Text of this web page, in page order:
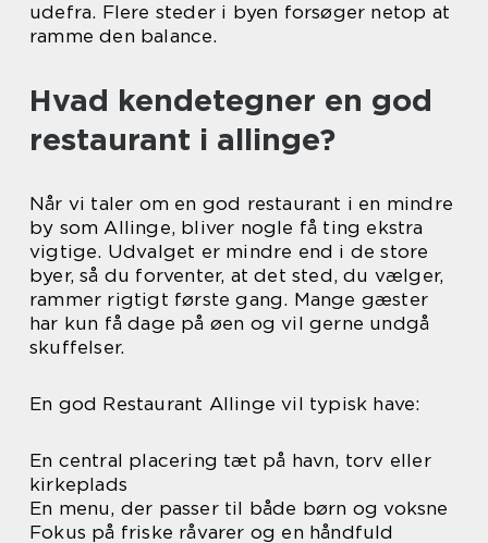
udefra. Flere steder i byen forsøger netop at
ramme den balance.
Hvad kendetegner en god
restaurant i allinge?
Når vi taler om en god restaurant i en mindre
by som Allinge, bliver nogle få ting ekstra
vigtige. Udvalget er mindre end i de store
byer, så du forventer, at det sted, du vælger,
rammer rigtigt første gang. Mange gæster
har kun få dage på øen og vil gerne undgå
skuffelser.
En god Restaurant Allinge vil typisk have:
En central placering tæt på havn, torv eller
kirkeplads
En menu, der passer til både børn og voksne
Fokus på friske råvarer og en håndfuld